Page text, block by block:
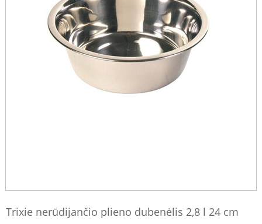
Trixie nerūdijančio plieno dubenėlis 2,8 l 24 cm